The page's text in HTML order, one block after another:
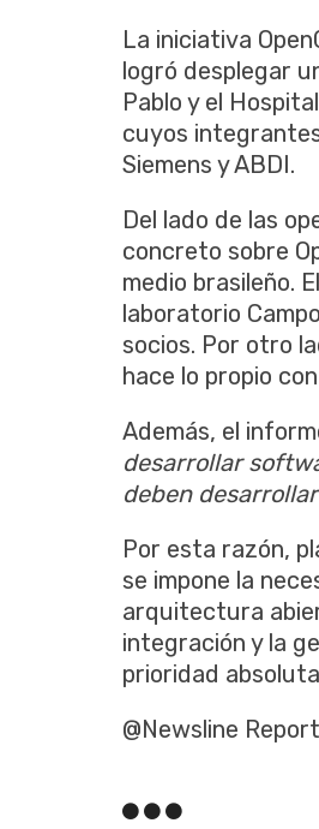
La iniciativa
logró desplegar
Pablo y el
cuyos
Siemens y ABDI.
Del lado de las
concreto sobre
medio brasileño.
laboratorio
socios. Por otro
hace lo propio con
Además, el
desarrollar
deben
Por esta razón,
se impone la
arquitectura
integración y la
prioridad
@Newsline